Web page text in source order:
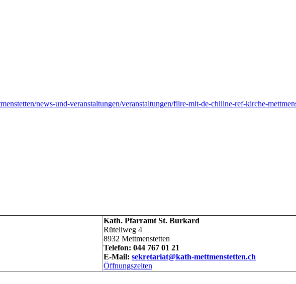
news-und-veranstaltungen/veranstaltungen/fiire-mit-de-chliine-ref-kirche-
Kath. Pfarramt St. Burkard
Rüteliweg 4
8932 Mettmenstetten
Telefon: 044 767 01 21
E-Mail: sekretariat@kath-mettmenstetten.ch
Öffnungszeiten